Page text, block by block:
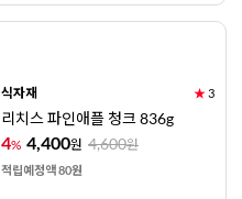
식자재 ★3
리치스 파인애플 청크 836g
4% 4,400원 4,600원
적립예정액 80원